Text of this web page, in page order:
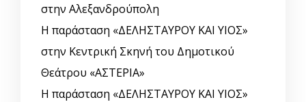
στην Αλεξανδρούπολη
Η παράσταση «ΔΕΛΗΣΤΑΥΡΟΥ ΚΑΙ ΥΙΟΣ»
στην Κεντρική Σκηνή του Δημοτικού
Θεάτρου «ΑΣΤΕΡΙΑ»
Η παράσταση «ΔΕΛΗΣΤΑΥΡΟΥ ΚΑΙ ΥΙΟΣ»